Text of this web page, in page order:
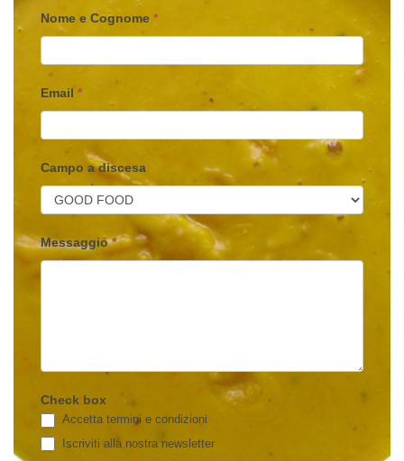
Nome e Cognome *
Email *
Campo a discesa
Messaggio*
Check box
Accetta termini e condizioni
Iscriviti alla nostra newsletter